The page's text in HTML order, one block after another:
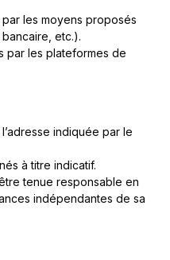
les moyens proposés
etc.).
par les plateformes de
indiquée par le
à titre indicatif.
tenue responsable en
indépendantes de sa